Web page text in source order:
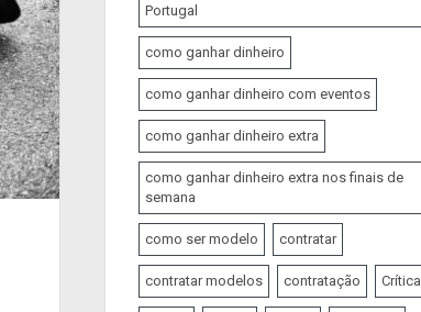
Portugal
como ganhar dinheiro
como ganhar dinheiro com eventos
como ganhar dinheiro extra
como ganhar dinheiro extra nos finais de
semana
como ser modelo contratar
contratar modelos contratação Crítica